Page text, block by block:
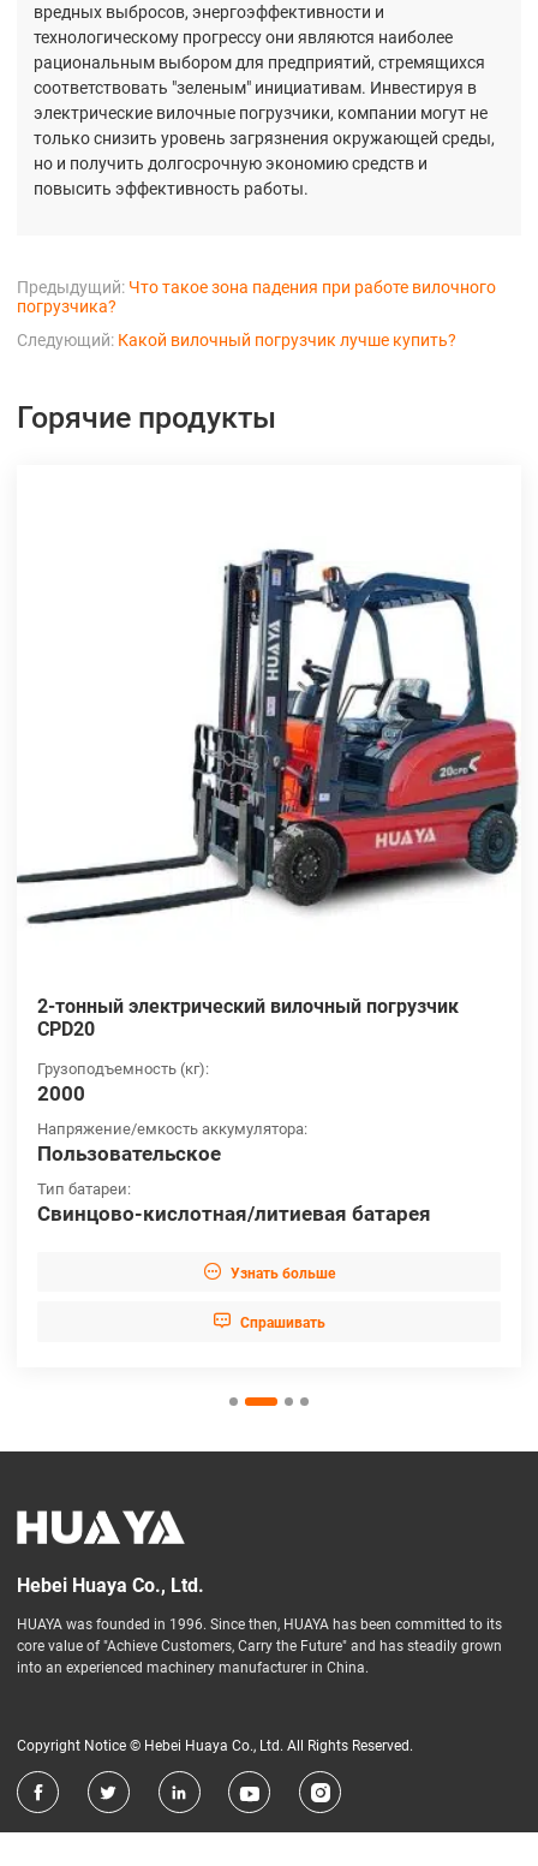
вредных выбросов, энергоэффективности и
технологическому прогрессу они являются наиболее
рациональным выбором для предприятий, стремящихся
соответствовать "зеленым" инициативам. Инвестируя в
электрические вилочные погрузчики, компании могут не
только снизить уровень загрязнения окружающей среды,
но и получить долгосрочную экономию средств и
повысить эффективность работы.
Предыдущий: Что такое зона падения при работе вилочного
погрузчика?
Следующий: Какой вилочный погрузчик лучше купить?
Горячие продукты
2-тонный электрический вилочный погрузчик
CPD20
Грузоподъемность (кг):
2000
Напряжение/емкость аккумулятора:
Пользовательское
Тип батареи:
Свинцово-кислотная/литиевая батарея
 Узнать больше
 Cпрашивать
Hebei Huaya Co., Ltd.
HUAYA was founded in 1996. Since then, HUAYA has been committed to its
core value of "Achieve Customers, Carry the Future" and has steadily grown
into an experienced machinery manufacturer in China.
Copyright Notice © Hebei Huaya Co., Ltd. All Rights Reserved.
    